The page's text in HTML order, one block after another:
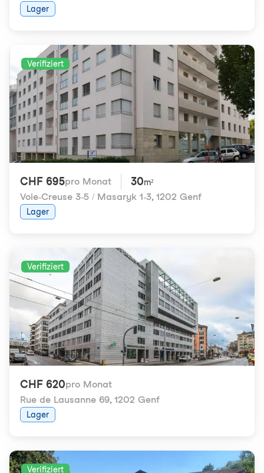
Lager
Verifiziert
CHF 695pro Monat 30m²
Voie-Creuse 3-5 / Masaryk 1-3, 1202 Genf
Lager
Verifiziert
CHF 620pro Monat
Rue de Lausanne 69, 1202 Genf
Lager
Verifiziert